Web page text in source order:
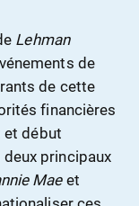
Lehman
de
de cette
financières
et début
principaux
Maeet